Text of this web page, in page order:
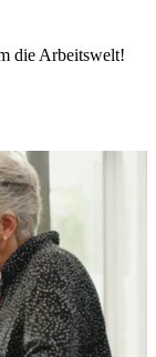
die Arbeitswelt!